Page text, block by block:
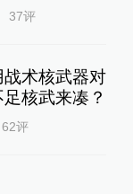
37评
术核武器对
核武来凑？
62评